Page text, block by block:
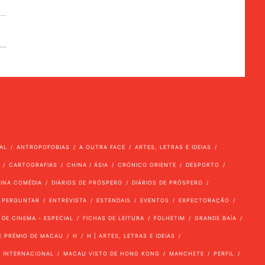
ANTROPOFOBIAS A OUTRA FACE ARTES, LETRAS E IDEIAS
CARTOGRAFIAS CHINA / ÁSIA CRÓNICO ORIENTE DESPORTO
COMÉDIA DIÁRIOS DE PRÓSPERO DIÁRIOS DE PRÓSPERO
ENTREVISTA ESTENDAIS EVENTOS EXPECTORAÇÃO
CINEMA - ESPECIAL FICHAS DE LEITURA FOLHETIM GRANDE BAÍA
PRÉMIO DE MACAU H H | ARTES, LETRAS E IDEIAS
INTERNACIONAL MACAU VISTO DE HONG KONG MANCHETE PERFIL